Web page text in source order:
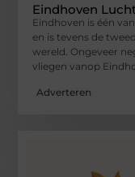
Eindhoven
Eindhoven is één
en is tevens de
wereld. Ongeveer
vliegen vanop
Adverteren